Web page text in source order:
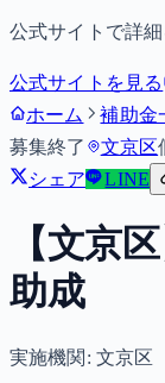
公式サイトで詳
公式サイトを見る
ホーム
補助金
募集終了
文京区
シェア
LINE
【文京
助成
実施機関: 文京区